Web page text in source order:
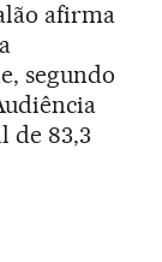
afirma
segundo
de 83,3